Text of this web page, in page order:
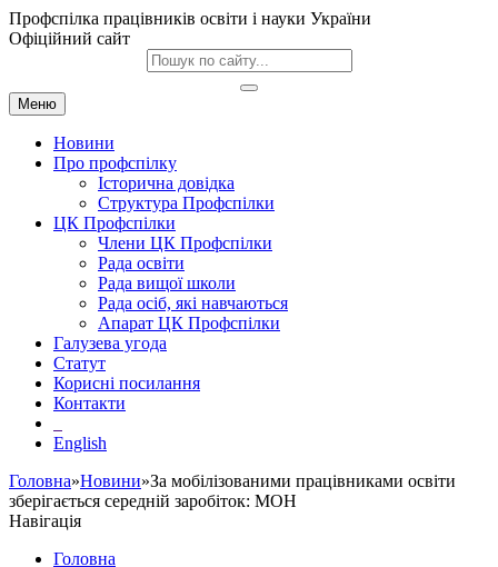
Профспілка працівників освіти і науки України
Офіційний сайт
Меню
Новини
Про профспілку
Історична довідка
Структура Профспілки
ЦК Профспілки
Члени ЦК Профспілки
Рада освіти
Рада вищої школи
Рада осіб, які навчаються
Апарат ЦК Профспілки
Галузева угода
Статут
Корисні посилання
Контакти
English
Головна»Новини»За мобілізованими працівниками освіти
зберігається середній заробіток: МОН
Навігація
Головна